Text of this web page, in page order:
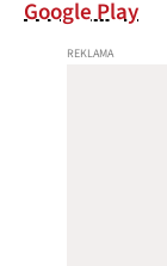
Google Play